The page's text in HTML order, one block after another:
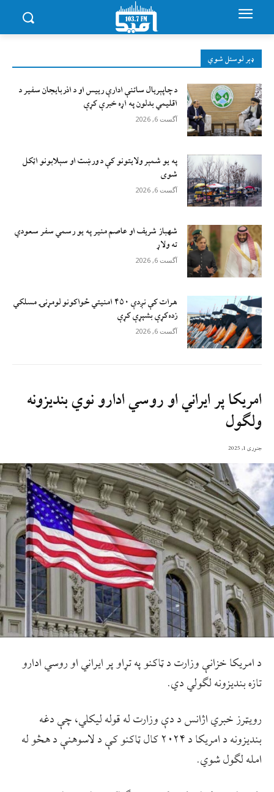
ډېر لوستل شوي
د چاپېریال ساتنې ادارې رییس او د اذربایجان سفیر د
اقلیمي بدلون په اړه خبرې کړې
آگست 6, 2026
په یو شمېر ولایتونو کې د ورښت او سېلابونو اټکل
شوی
آگست 6, 2026
شهباز شریف او عاصم منیر په یو رسمي سفر سعودي
ته ولاړ
آگست 6, 2026
هرات کې نږدې ۴۵۰ امنيتي ځواکونو لومړنۍ مسلکي
زده‌کړې بشپړې کړې
آگست 6, 2026
امريکا پر ايراني او روسي ادارو نوي بنديزونه
ولګول
جنوری 1, 2025
د امريکا خزانې وزارت د ټاکنو په تړاو پر ايراني او روسي ادارو
تازه بنديزونه لګولي دي.
رويټرز خبري اژانس د دې وزارت له قوله ليکلي، چې دغه
بنديزونه د امريکا د ۲۰۲۴ کال ټاکنو کې د لاسوهنې د هڅو له
امله لګول شوي.